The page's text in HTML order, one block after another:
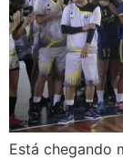
Está chegando